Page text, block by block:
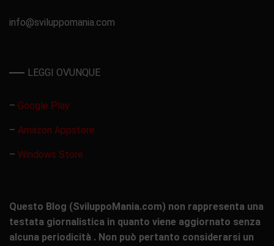
info@sviluppomania.com
LEGGI OVUNQUE
– Google Play
– Amazon Appstore
– Windows Store
Questo Blog (SviluppoMania.com) non rappresenta una
testata giornalistica in quanto viene aggiornato senza
alcuna periodicità . Non può pertanto considerarsi un